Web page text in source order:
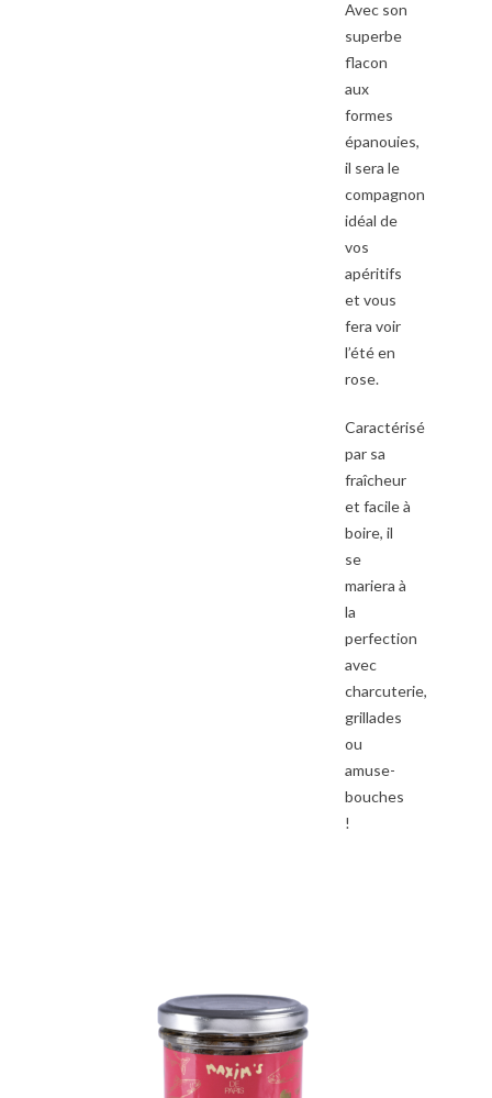
Avec son
superbe
flacon
aux
formes
épanouies,
il sera le
compagnon
idéal de
vos
apéritifs
et vous
fera voir
l’été en
rose.
Caractérisé
par sa
fraîcheur
et facile à
boire, il
se
mariera à
la
perfection
avec
charcuterie,
grillades
ou
amuse-
bouches
!